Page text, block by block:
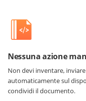
Nessuna azione
Non devi inventare,
automaticamente sul
condividi il documento.